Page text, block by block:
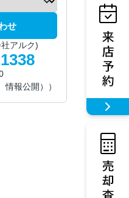
せ
アルク)
情報公開））